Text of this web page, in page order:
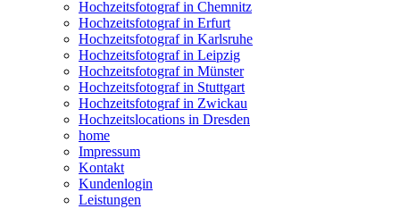
Hochzeitsfotograf in Chemnitz
Hochzeitsfotograf in Erfurt
Hochzeitsfotograf in Karlsruhe
Hochzeitsfotograf in Leipzig
Hochzeitsfotograf in Münster
Hochzeitsfotograf in Stuttgart
Hochzeitsfotograf in Zwickau
Hochzeitslocations in Dresden
home
Impressum
Kontakt
Kundenlogin
Leistungen